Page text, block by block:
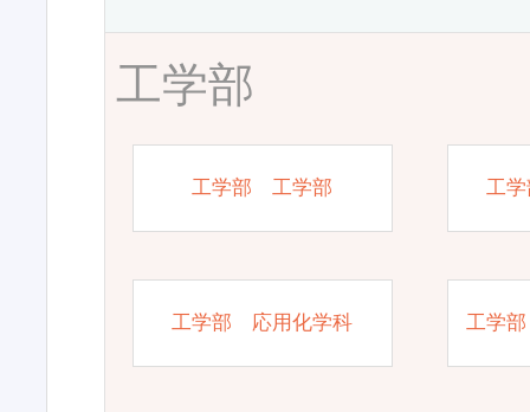
工学部
工学部 工学部 工
工学部 応用化学科 工学